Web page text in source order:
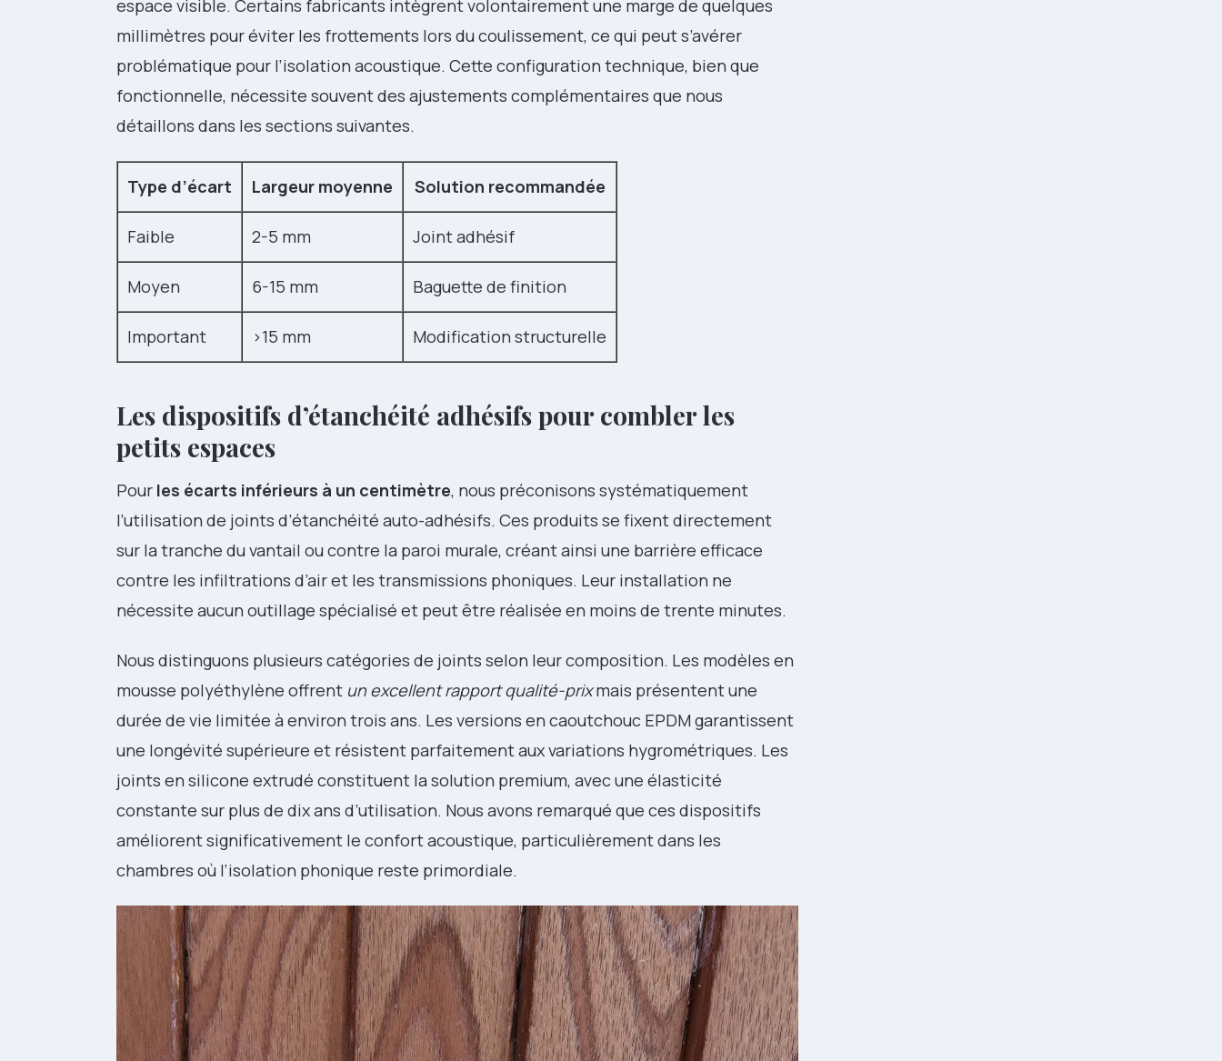
espace visible. Certains fabricants intègrent volontairement une marge de quelques
millimètres pour éviter les frottements lors du coulissement, ce qui peut s’avérer
problématique pour l’isolation acoustique. Cette configuration technique, bien que
fonctionnelle, nécessite souvent des ajustements complémentaires que nous
détaillons dans les sections suivantes.
Type d’écart Largeur moyenne Solution recommandée
Faible 2-5 mm Joint adhésif
Moyen 6-15 mm Baguette de finition
Important >15 mm Modification structurelle
Les dispositifs d’étanchéité adhésifs pour combler les
petits espaces
Pour les écarts inférieurs à un centimètre, nous préconisons systématiquement
l’utilisation de joints d’étanchéité auto-adhésifs. Ces produits se fixent directement
sur la tranche du vantail ou contre la paroi murale, créant ainsi une barrière efficace
contre les infiltrations d’air et les transmissions phoniques. Leur installation ne
nécessite aucun outillage spécialisé et peut être réalisée en moins de trente minutes.
Nous distinguons plusieurs catégories de joints selon leur composition. Les modèles en
mousse polyéthylène offrent un excellent rapport qualité-prixmais présentent une
durée de vie limitée à environ trois ans. Les versions en caoutchouc EPDM garantissent
une longévité supérieure et résistent parfaitement aux variations hygrométriques. Les
joints en silicone extrudé constituent la solution premium, avec une élasticité
constante sur plus de dix ans d’utilisation. Nous avons remarqué que ces dispositifs
améliorent significativement le confort acoustique, particulièrement dans les
chambres où l’isolation phonique reste primordiale.